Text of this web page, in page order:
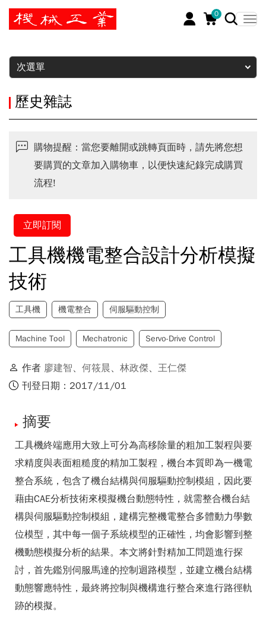
0
暫停
次選單
歷史雜誌
購物提醒：當您要離開或跳轉頁面時，請先將您想
要購買的文章加入購物車，以便快速紀錄完成購買
流程!
立即訂閱
工具機機電整合設計分析模擬
技術
工具機 機電整合 伺服驅動控制
Machine Tool Mechatronic Servo-Drive Control
作者 廖建智、 何筱晨、 林政傑、 王仁傑
刊登日期：2017/11/01
摘要
工具機終端應用大致上可分為高移除量的粗加工製程與要
求精度與表面粗糙度的精加工製程，機台本質即為一機電
整合系統，包含了機台結構與伺服驅動控制模組，因此要
藉由CAE分析技術來模擬機台動態特性，就需整合機台結
構與伺服驅動控制模組，建構完整機電整合多體動力學數
位模型，其中每一個子系統模型的正確性，均會影響到整
機動態模擬分析的結果。本文將針對精加工問題進行探
討，首先鑑別伺服馬達的控制迴路模型，並建立機台結構
動態響應特性，最終將控制與機構進行整合來進行路徑軌
跡的模擬。